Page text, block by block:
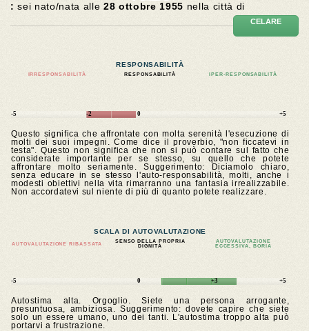
:sei nato/nata alle28 ottobre 1955 nella città di
CELARE
RESPONSABILITÀ
IRRESPONSABILITÀ RESPONSABILITÀ IPER-RESPONSABILITÀ
-5 -2 0 +5
Questo significa che affrontate con molta serenità l'esecuzione di
molti dei suoi impegni. Come dice il proverbio, "non ficcatevi in
testa". Questo non significa che non si può contare sul fatto che
considerate importante per se stesso, su quello che potete
affrontare molto seriamente. Suggerimento: Diciamolo chiaro,
senza educare in se stesso l'auto-responsabilità, molti, anche i
modesti obiettivi nella vita rimarranno una fantasia irrealizzabile.
Non accordatevi sul niente di più di quanto potete realizzare.
SCALA DI AUTOVALUTAZIONE
AUTOVALUTAZIONE RIBASSATA
SENSO DELLA PROPRIA
DIGNITÀ
AUTOVALUTAZIONE
ECCESSIVA, BORIA
-5 0 +3 +5
Autostima alta. Orgoglio. Siete una persona arrogante,
presuntuosa, ambiziosa. Suggerimento: dovete capire che siete
solo un essere umano, uno dei tanti. L'autostima troppo alta può
portarvi a frustrazione.